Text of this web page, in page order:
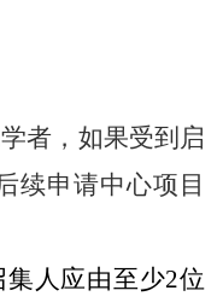
者，如果受到启
续申请中心项目
人应由至少2位